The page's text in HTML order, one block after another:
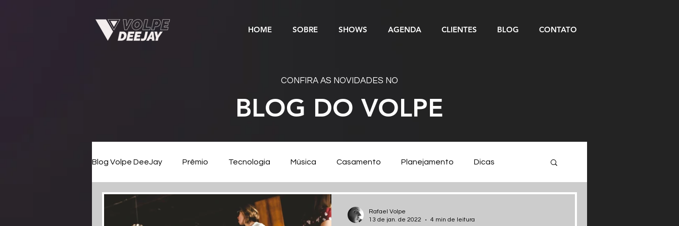
HOME SOBRE SHOWS AGENDA CLIENTES BLOG CONTATO
CONFIRA AS NOVIDADES NO
BLOG DO VOLPE
Blog Volpe DeeJay Prêmio Tecnologia Música Casamento Planejamento Dicas
Debutante Corporativo
Rafael Volpe
13 de jan. de 2022
4 min de leitura